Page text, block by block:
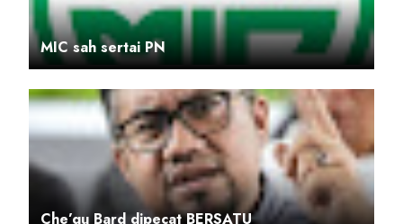
MIC sah sertai PN
Che’gu Bard dipecat BERSATU